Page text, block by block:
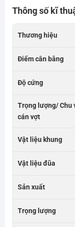
Thông số kĩ
Thương hiệu
Điểm cân bằng
Độ cứng
Trọng lượng/ Chu
cán vợt
Vật liệu khung
Vật liệu đũa
Sản xuất
Trọng lượng